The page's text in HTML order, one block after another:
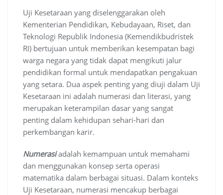
Uji Kesetaraan yang diselenggarakan oleh
Kementerian Pendidikan, Kebudayaan, Riset, dan
Teknologi Republik Indonesia (Kemendikbudristek
RI) bertujuan untuk memberikan kesempatan bagi
warga negara yang tidak dapat mengikuti jalur
pendidikan formal untuk mendapatkan pengakuan
yang setara. Dua aspek penting yang diuji dalam Uji
Kesetaraan ini adalah numerasi dan literasi, yang
merupakan keterampilan dasar yang sangat
penting dalam kehidupan sehari-hari dan
perkembangan karir.
Numerasiadalah kemampuan untuk memahami
dan menggunakan konsep serta operasi
matematika dalam berbagai situasi. Dalam konteks
Uji Kesetaraan, numerasi mencakup berbagai